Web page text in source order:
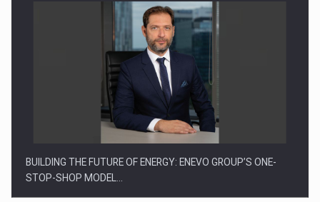
BUILDING THE FUTURE OF ENERGY: ENEVO GROUP’S ONE-
STOP-SHOP MODEL…